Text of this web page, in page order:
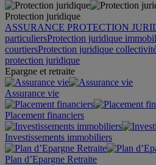
Protection juridique
ASSURANCE PROTECTION
particuliersProtection juridique
courtiersProtection juridique
protection juridique
Epargne et retraite
Assurance vie
Placement financiers
Investissements immobiliers
Plan d’Epargne Retraite